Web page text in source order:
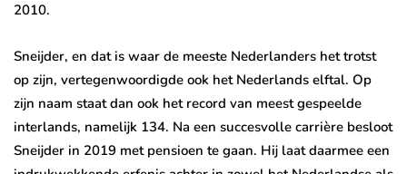
2010.
Sneijder, en dat is waar de meeste Nederlanders het trotst
op zijn, vertegenwoordigde ook het Nederlands elftal. Op
zijn naam staat dan ook het record van meest gespeelde
interlands, namelijk 134. Na een succesvolle carrière besloot
Sneijder in 2019 met pensioen te gaan. Hij laat daarmee een